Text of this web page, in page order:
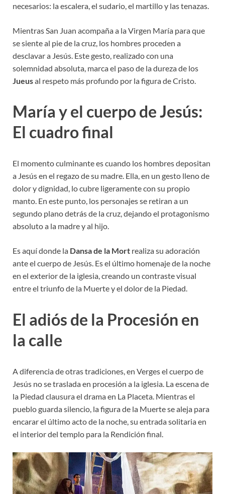
necesarios: la escalera, el sudario, el martillo y las tenazas.
Mientras San Juan acompaña a la Virgen María para que
se siente al pie de la cruz, los hombres proceden a
desclavar a Jesús. Este gesto, realizado con una
solemnidad absoluta, marca el paso de la dureza de los
Jueusal respeto más profundo por la figura de Cristo.
María y el cuerpo de Jesús:
El cuadro final
El momento culminante es cuando los hombres depositan
a Jesús en el regazo de su madre. Ella, en un gesto lleno de
dolor y dignidad, lo cubre ligeramente con su propio
manto. En este punto, los personajes se retiran a un
segundo plano detrás de la cruz, dejando el protagonismo
absoluto a la madre y al hijo.
Es aquí donde la Dansa de la Mort realiza su adoración
ante el cuerpo de Jesús. Es el último homenaje de la noche
en el exterior de la iglesia, creando un contraste visual
entre el triunfo de la Muerte y el dolor de la Piedad.
El adiós de la Procesión en
la calle
A diferencia de otras tradiciones, en Verges el cuerpo de
Jesús no se traslada en procesión a la iglesia. La escena de
la Piedad clausura el drama en La Placeta. Mientras el
pueblo guarda silencio, la figura de la Muerte se aleja para
encarar el último acto de la noche, su entrada solitaria en
el interior del templo para la Rendición final.